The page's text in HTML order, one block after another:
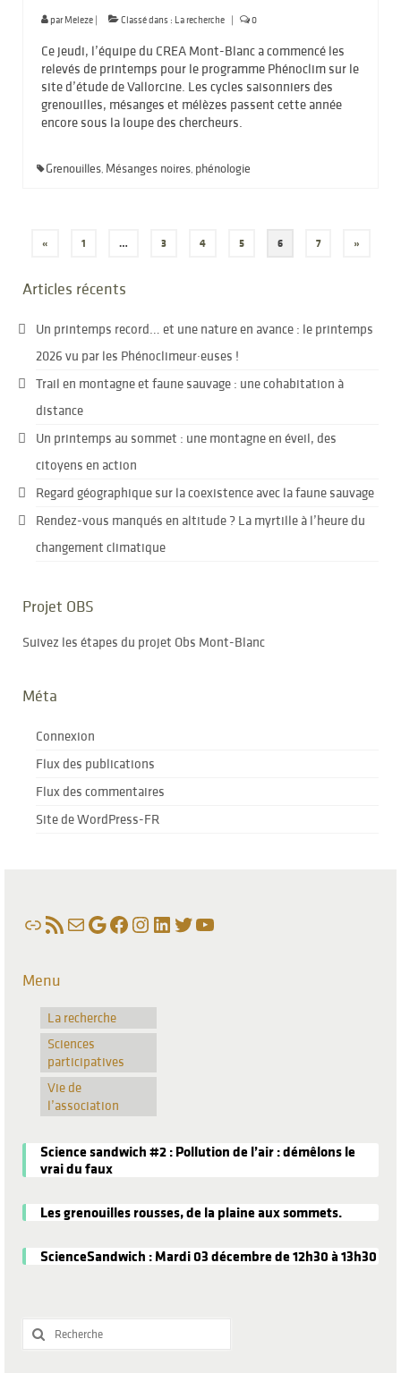
parMeleze | Classé dans : La recherche | 0
Ce jeudi, l’équipe du CREA Mont-Blanc a commencé les
relevés de printemps pour le programme Phénoclim sur le
site d’étude de Vallorcine. Les cycles saisonniers des
grenouilles, mésanges et mélèzes passent cette année
encore sous la loupe des chercheurs.
Grenouilles, Mésanges noires, phénologie
Pagination
des
« 1 … 3 4 5 6 7 »
Articles récents
Un printemps record… et une nature en avance : le printemps
2026 vu par les Phénoclimeur·euses !
Trail en montagne et faune sauvage : une cohabitation à
distance
Un printemps au sommet : une montagne en éveil, des
citoyens en action
Regard géographique sur la coexistence avec la faune sauvage
Rendez-vous manqués en altitude ? La myrtille à l’heure du
changement climatique
Projet OBS
Suivez les étapes du projet Obs Mont-Blanc
Méta
Connexion
Flux des publications
Flux des commentaires
Site de WordPress-FR
LienFlux RSSE-mailGoogle
Facebook
Instagram
LinkedIn
Twitter
YouTube
Menu
La recherche
Sciences
participatives
Vie de
l’association
Science sandwich #2 : Pollution de l’air : démêlons le
vrai du faux
Les grenouilles rousses, de la plaine aux sommets.
ScienceSandwich : Mardi 03 décembre de 12h30 à 13h30
Rechercher
: